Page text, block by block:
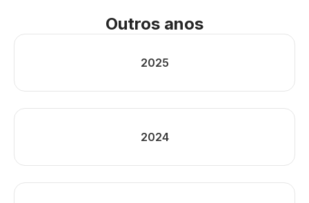
Outros anos
2025
2024